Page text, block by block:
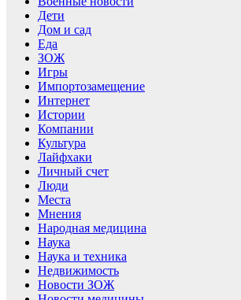
Дети
Дом и сад
Еда
ЗОЖ
Игры
Импортозамещение
Интернет
Истории
Компании
Культура
Лайфхаки
Личный счет
Люди
Места
Мнения
Народная медицина
Наука
Наука и техника
Недвижимость
Новости ЗОЖ